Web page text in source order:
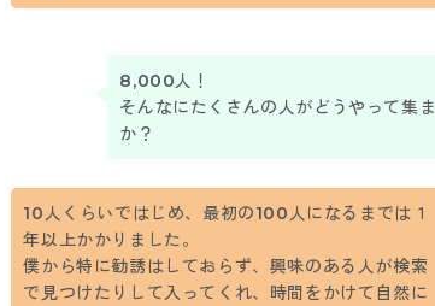
8,000人！
そんなにたくさんの人がどうやって集
か？
10人くらいではじめ、最初の100人になるまでは１
年以上かかりました。
僕から特に勧誘はしておらず、興味のある人が検索
で見つけたりして入ってくれ、時間をかけて自然に